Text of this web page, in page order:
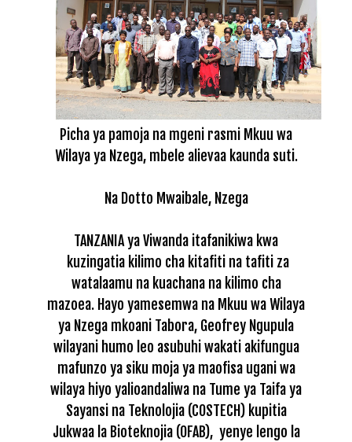
Picha ya pamoja na mgeni rasmi Mkuu wa
Wilaya ya Nzega, mbele alievaa kaunda suti.
Na Dotto Mwaibale, Nzega
TANZANIA ya Viwanda itafanikiwa kwa
kuzingatia kilimo cha kitafiti na tafiti za
watalaamu na kuachana na kilimo cha
mazoea. Hayo yamesemwa na Mkuu wa Wilaya
ya Nzega mkoani Tabora, Geofrey Ngupula
wilayani humo leo asubuhi wakati akifungua
mafunzo ya siku moja ya maofisa ugani wa
wilaya hiyo yalioandaliwa na Tume ya Taifa ya
Sayansi na Teknolojia (COSTECH) kupitia
Jukwaa la Bioteknojia (OFAB), yenye lengo la